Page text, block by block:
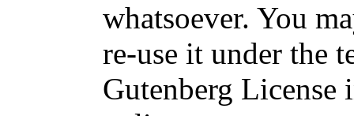
whatsoever. You
re-use it under the
Gutenberg